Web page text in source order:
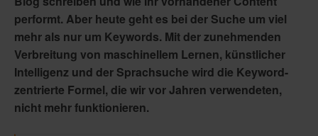
performt. Aber heute geht es bei der Suche um viel
mehr als nur um Keywords. Mit der zunehmenden
Verbreitung von maschinellem Lernen, künstlicher
Intelligenz und der Sprachsuche wird die Keyword-
zentrierte Formel, die wir vor Jahren verwendeten,
nicht mehr funktionieren.